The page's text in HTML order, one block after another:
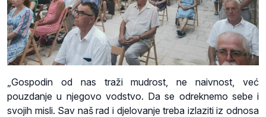
„Gospodin od nas traži mudrost, ne naivnost, već
pouzdanje u njegovo vodstvo. Da se odreknemo sebe i
svojih misli. Sav naš rad i djelovanje treba izlaziti iz odnosa